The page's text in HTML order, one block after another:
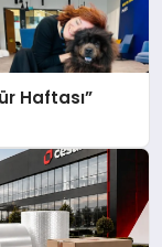
Haftası”